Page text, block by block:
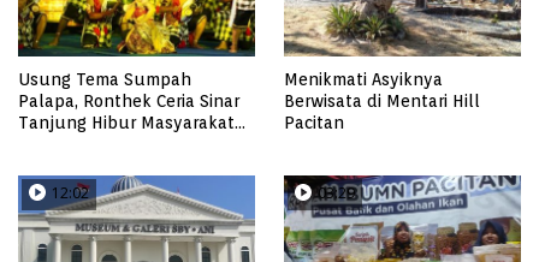
Usung Tema Sumpah
Palapa, Ronthek Ceria Sinar
Tanjung Hibur Masyarakat
Menikmati Asyiknya
Berwisata di Mentari Hill
Pacitan
12:02 03:29